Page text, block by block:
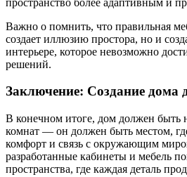
Важно о помнить, что правильная
создает иллюзию простора, но и
интерьере, которое невозможно
решений.
Заключение: Создание дома
В конечном итоге, дом должен быть
комнат — он должен быть местом,
комфорт и связь с окружающим
разработанные кабинеты и мебель
пространства, где каждая деталь